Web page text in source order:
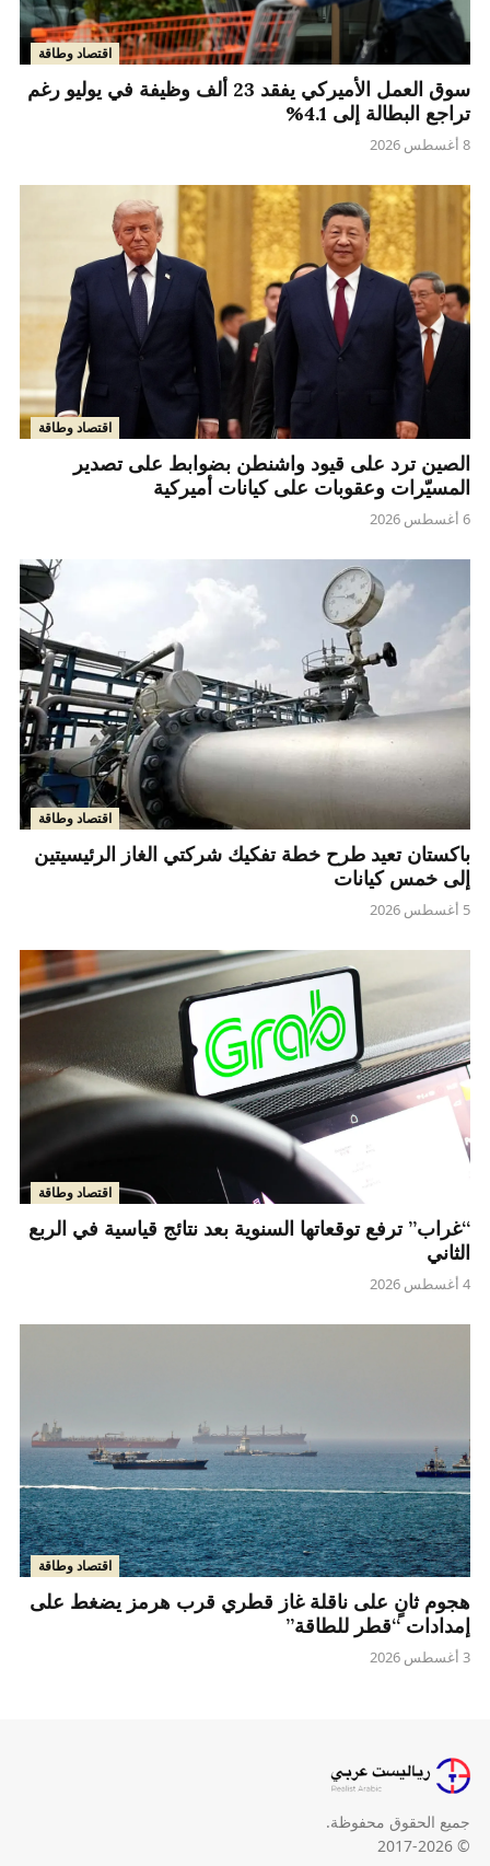
اقتصاد وطاقة
سوق العمل الأميركي يفقد 23 ألف وظيفة في يوليو رغم
تراجع البطالة إلى 4.1%
8 أغسطس 2026
اقتصاد وطاقة
الصين ترد على قيود واشنطن بضوابط على تصدير
المسيّرات وعقوبات على كيانات أميركية
6 أغسطس 2026
اقتصاد وطاقة
باكستان تعيد طرح خطة تفكيك شركتي الغاز الرئيسيتين
إلى خمس كيانات
5 أغسطس 2026
اقتصاد وطاقة
“غراب” ترفع توقعاتها السنوية بعد نتائج قياسية في الربع
الثاني
4 أغسطس 2026
اقتصاد وطاقة
هجوم ثانٍ على ناقلة غاز قطري قرب هرمز يضغط على
إمدادات “قطر للطاقة”
3 أغسطس 2026
جميع الحقوق محفوظة.
© 2017-2026